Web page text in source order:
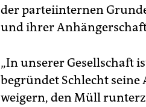
der parteiinternen
und ihrer
„In unserer Gesellschaft
begründet Schlecht
weigern, den Müll